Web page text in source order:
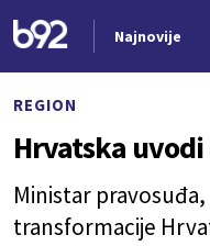
Najnovije
REGION
Hrvatska
Ministar
transformacije